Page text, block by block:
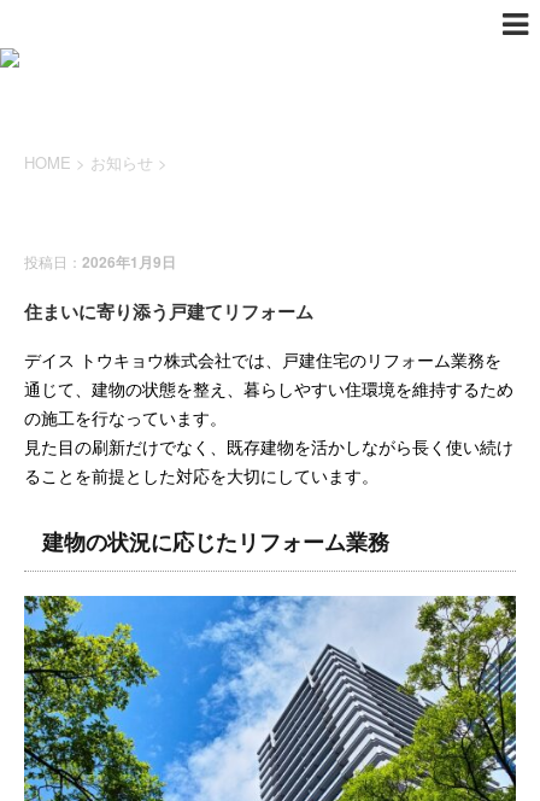
HOME > お知らせ >
投稿日： 2026年1月9日
住まいに寄り添う戸建てリフォーム
デイス トウキョウ株式会社では、戸建住宅のリフォーム業務を
通じて、建物の状態を整え、暮らしやすい住環境を維持するため
の施工を行なっています。
見た目の刷新だけでなく、既存建物を活かしながら長く使い続け
ることを前提とした対応を大切にしています。
建物の状況に応じたリフォーム業務